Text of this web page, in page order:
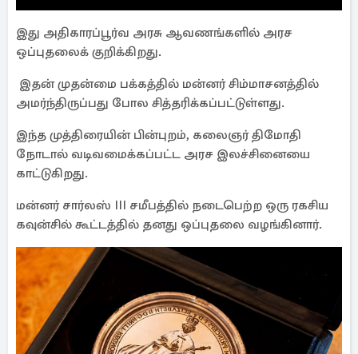
இது அதிகாரப்பூர்வ அரசு ஆவணங்களில் அரச
ஒப்புதலைக் குறிக்கிறது.
இதன் முதன்மை பக்கத்தில் மன்னர் சிம்மாசனத்தில்
அமர்ந்திருப்பது போல சித்தரிக்கப்பட்டுள்ளது.
இந்த முத்திரையின் பின்புறம், கலைஞர் திமோதி
நோடால் வடிவமைக்கப்பட்ட அரச இலச்சினையை
காட்டுகிறது.
மன்னர் சார்லஸ் III சமீபத்தில் நடைபெற்ற ஒரு ரகசிய
கவுன்சில் கூட்டத்தில் தனது ஒப்புதலை வழங்கினார்.